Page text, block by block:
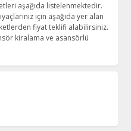
aşağıda listelenmektedir.
için aşağıda yer alan
fiyat teklifi alabilirsiniz.
kiralama ve asansörlü